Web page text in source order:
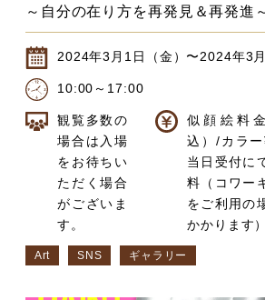
～自分の在り方を再発見＆再発進
2024年3月1日（金）〜2024年3月
10:00～17:00
観覧多数の
場合は入場
をお待ちい
ただく場合
がございま
す。
似顔絵料
込）/カラ
当日受付に
料（コワー
をご利用の
かかります）
Art SNS ギャラリー